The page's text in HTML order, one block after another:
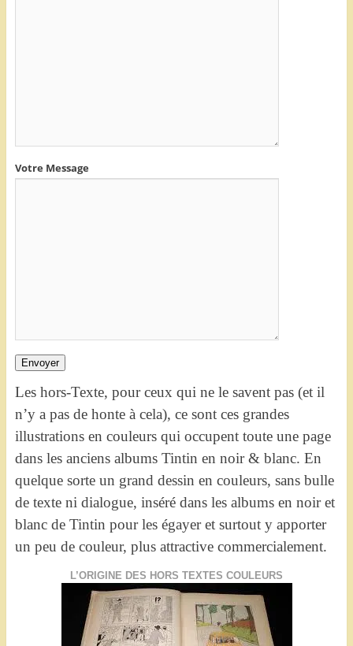
Votre Message
Envoyer
Les hors-Texte, pour ceux qui ne le savent pas (et il
n’y a pas de honte à cela), ce sont ces grandes
illustrations en couleurs qui occupent toute une page
dans les anciens albums Tintin en noir & blanc. En
quelque sorte un grand dessin en couleurs, sans bulle
de texte ni dialogue, inséré dans les albums en noir et
blanc de Tintin pour les égayer et surtout y apporter
un peu de couleur, plus attractive commercialement.
L’ORIGINE DES HORS TEXTES COULEURS